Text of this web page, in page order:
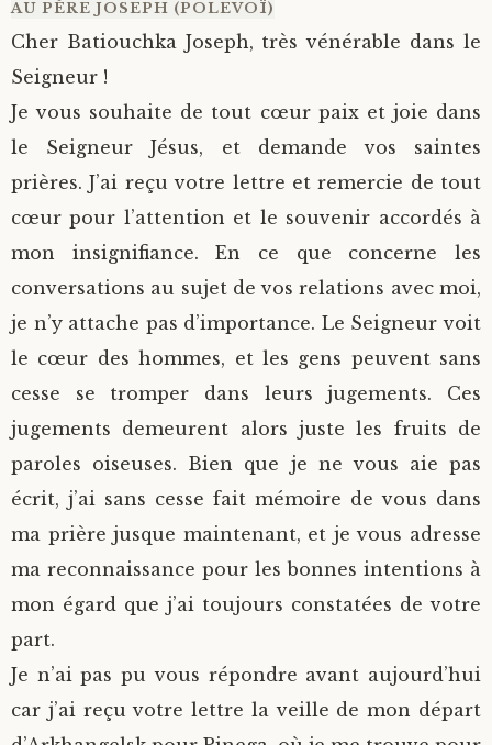
Sainte Matrone de Moscou
Staritsa Anastasia
Gerondissa Makrina (Vassopoulou)
Archimandrite Nathanaël (Pospelov)
Père Héliodore
AU PÈRE JOSEPH (POLEVOÏ)
Cher Batiouchka Joseph, très vénérable dans le
Seigneur !
Je vous souhaite de tout cœur paix et joie dans
le Seigneur Jésus, et demande vos saintes
prières. J’ai reçu votre lettre et remercie de tout
cœur pour l’attention et le souvenir accordés à
mon insignifiance. En ce que concerne les
conversations au sujet de vos relations avec moi,
je n’y attache pas d’importance. Le Seigneur voit
le cœur des hommes, et les gens peuvent sans
cesse se tromper dans leurs jugements. Ces
jugements demeurent alors juste les fruits de
paroles oiseuses. Bien que je ne vous aie pas
écrit, j’ai sans cesse fait mémoire de vous dans
ma prière jusque maintenant, et je vous adresse
ma reconnaissance pour les bonnes intentions à
mon égard que j’ai toujours constatées de votre
part.
Je n’ai pas pu vous répondre avant aujourd’hui
car j’ai reçu votre lettre la veille de mon départ